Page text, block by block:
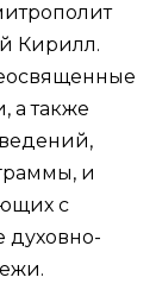
Кирилл.
а также
и
с
духовно-